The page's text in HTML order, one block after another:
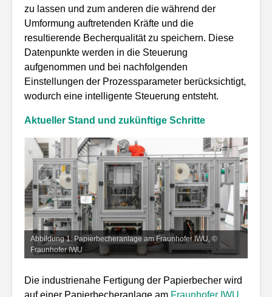
zu lassen und zum anderen die während der
Umformung auftretenden Kräfte und die
resultierende Becherqualität zu speichern. Diese
Datenpunkte werden in die Steuerung
aufgenommen und bei nachfolgenden
Einstellungen der Prozessparameter berücksichtigt,
wodurch eine intelligente Steuerung entsteht.
Aktueller Stand und zukünftige Schritte
Abbildung 1: Papierbecheranlage am Fraunhofer IWU, ©
Fraunhofer IWU
Die industrienahe Fertigung der Papierbecher wird
auf einer Papierbecheranlage am Fraunhofer IWU